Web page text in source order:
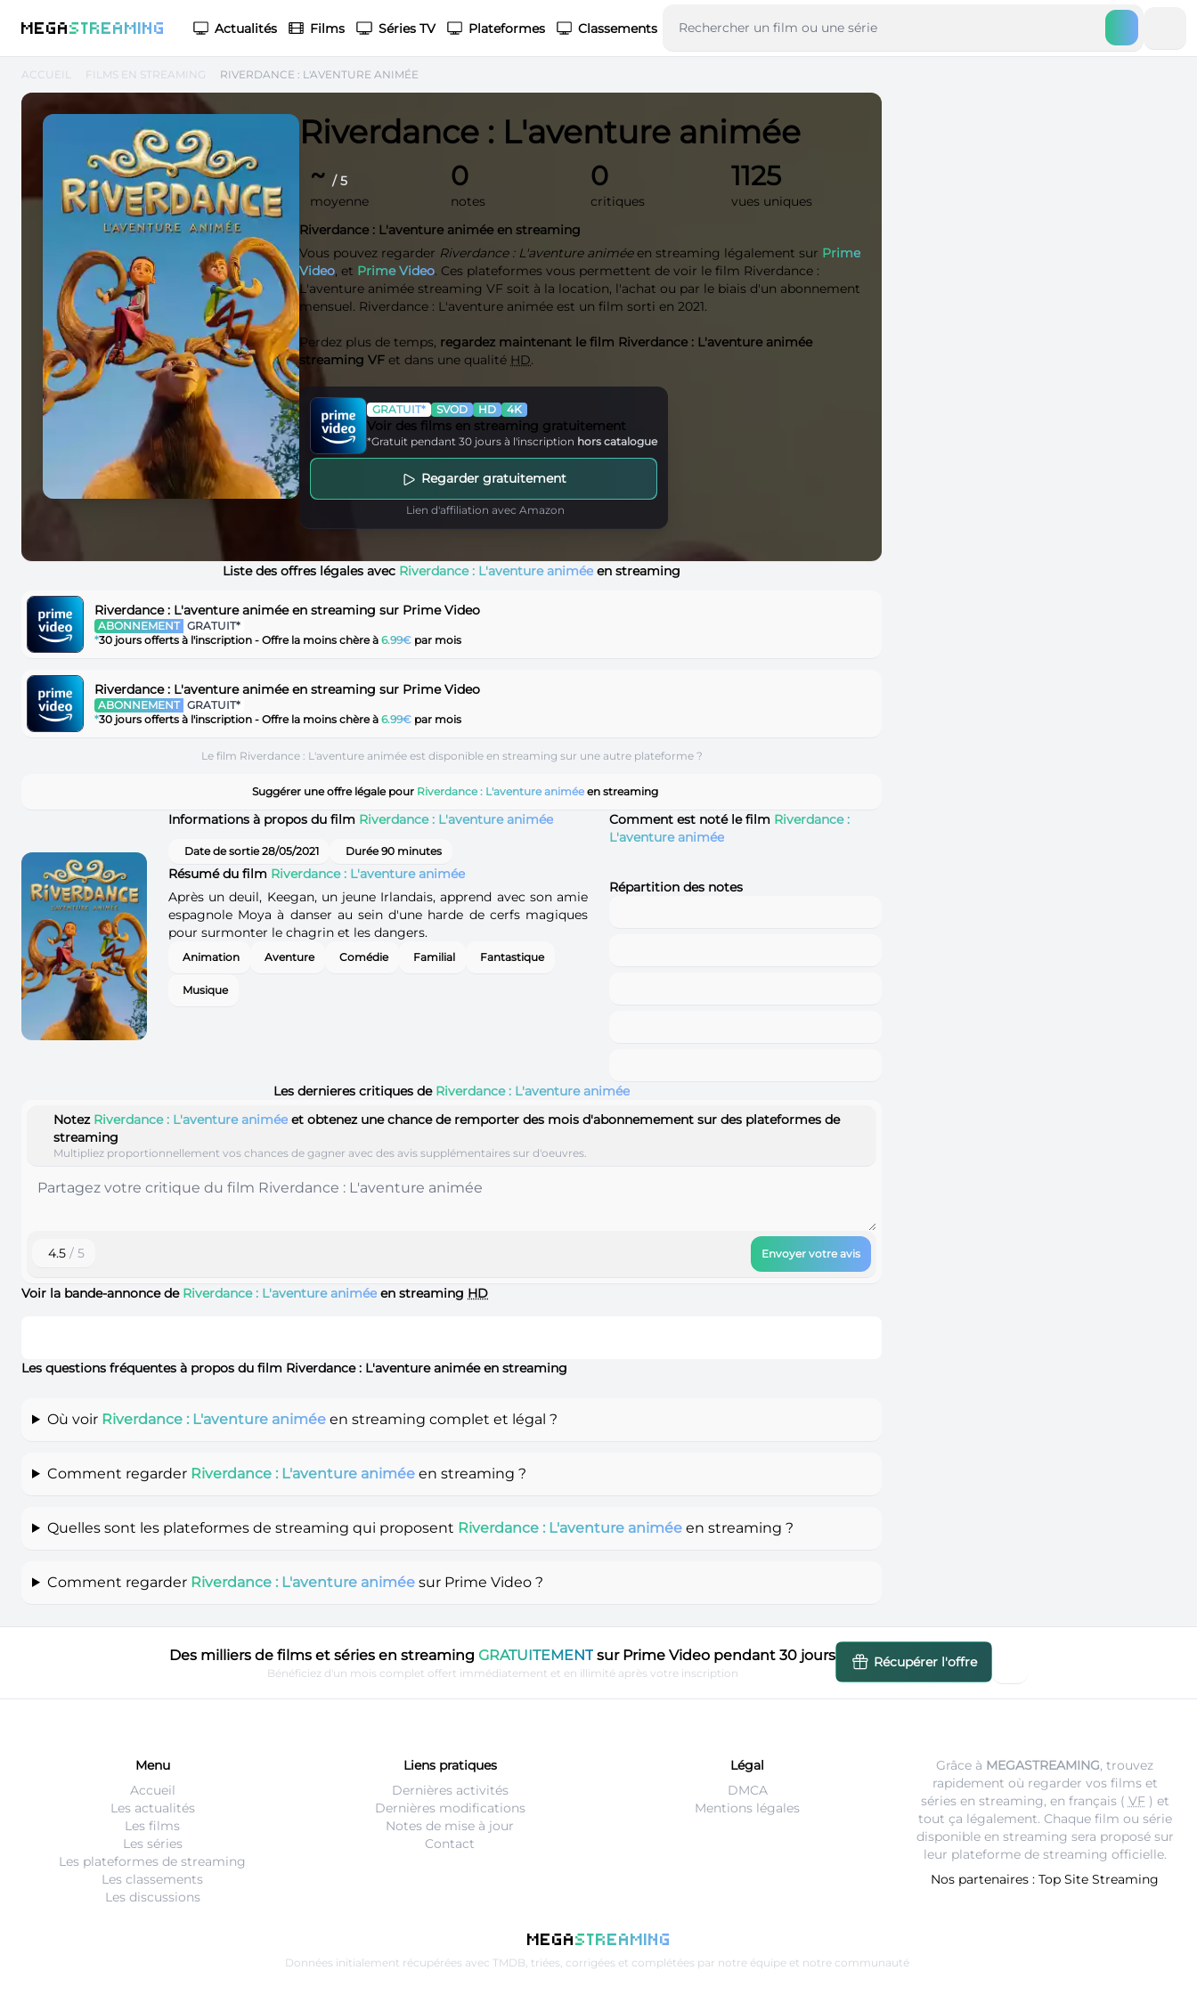
MEGASTREAMING Actualités Films Séries TV Plateformes Classements
ACCUEIL FILMS EN STREAMING RIVERDANCE : L'AVENTURE ANIMÉE
Riverdance : L'aventure animée
~ / 5
moyenne
0
notes
0
critiques
1125
vues uniques
Riverdance : L'aventure animée en streaming
Vous pouvez regarder Riverdance : L'aventure animéeen streaming légalement sur Prime
Video, et Prime Video. Ces plateformes vous permettent de voir le film Riverdance :
L'aventure animée streaming VF soit à la location, l'achat ou par le biais d'un abonnement
mensuel. Riverdance : L'aventure animée est un film sorti en 2021.
Perdez plus de temps, regardez maintenant le film Riverdance : L'aventure animée
streaming VF et dans une qualité HD.
GRATUIT* SVOD HD 4K
Voir des films en streaming gratuitement
*Gratuit pendant 30 jours à l'inscription hors catalogue
Regarder gratuitement
Lien d'affiliation avec Amazon
Liste des offres légales avec Riverdance : L'aventure animée en streaming
Riverdance : L'aventure animée en streaming sur Prime Video
ABONNEMENT GRATUIT*
*30 jours offerts à l'inscription - Offre la moins chère à 6.99€ par mois
Riverdance : L'aventure animée en streaming sur Prime Video
ABONNEMENT GRATUIT*
*30 jours offerts à l'inscription - Offre la moins chère à 6.99€ par mois
Le film Riverdance : L'aventure animée est disponible en streaming sur une autre plateforme ?
Suggérer une offre légale pour Riverdance : L'aventure animée en streaming
Informations à propos du film Riverdance : L'aventure animée
Date de sortie 28/05/2021 Durée 90 minutes
Résumé du film Riverdance : L'aventure animée
Après un deuil, Keegan, un jeune Irlandais, apprend avec son amie
espagnole Moya à danser au sein d'une harde de cerfs magiques
pour surmonter le chagrin et les dangers.
Animation Aventure Comédie Familial Fantastique
Musique
Comment est noté le film Riverdance :
L'aventure animée
Répartition des notes
Les dernieres critiques de Riverdance : L'aventure animée
Notez Riverdance : L'aventure animée et obtenez une chance de remporter des mois d'abonnemement sur des plateformes de
streaming
Multipliez proportionnellement vos chances de gagner avec des avis supplémentaires sur d'oeuvres.
4.5 / 5 Envoyer votre avis
Voir la bande-annonce de Riverdance : L'aventure animée en streaming HD
Les questions fréquentes à propos du film Riverdance : L'aventure animée en streaming
Où voir Riverdance : L'aventure animéeen streaming complet et légal ?
Comment regarder Riverdance : L'aventure animéeen streaming ?
Quelles sont les plateformes de streaming qui proposent Riverdance : L'aventure animéeen streaming ?
Comment regarder Riverdance : L'aventure animéesur Prime Video ?
Des milliers de films et séries en streamingGRATUITEMENT sur Prime Video pendant 30 jours
Bénéficiez d'un mois complet offert immédiatement et en illimité après votre inscription
Récupérer l'offre
Menu
Accueil
Les actualités
Les films
Les séries
Les plateformes de streaming
Les classements
Les discussions
Liens pratiques
Dernières activités
Dernières modifications
Notes de mise à jour
Contact
Légal
DMCA
Mentions légales
Grâce à MEGASTREAMING, trouvez
rapidement où regarder vos films et
séries en streaming, en français ( VF) et
tout ça légalement. Chaque film ou série
disponible en streaming sera proposé sur
leur plateforme de streaming officielle.
Nos partenaires : Top Site Streaming
MEGASTREAMING
Données initialement récupérées avec TMDB , triées, corrigées et complétées par notre équipe et notre communauté